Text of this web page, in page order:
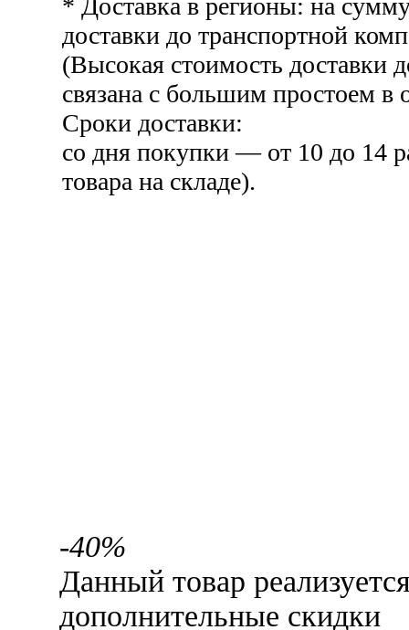
* Доставка в регионы: на
доставки до транспортной
(Высокая стоимость доставки
связана с большим простоем в
Сроки доставки:
со дня покупки — от 10 до 14
товара на складе).
-40%
Данный товар
дополнительные скидки